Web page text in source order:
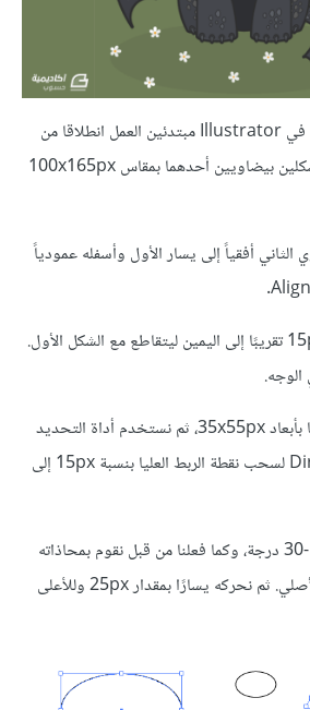
لنُنشئ أولًا مستندًا جديدًا في Illustrator مبتدئين العمل انطلاقا من
وجه التنين، وذلك برسم شكلين بيضاويين أحدهما بمقاس 100x165px
الثاني أفقياً إلى يسار الأول وأسفله عمودياً
ولنسحب الشكل الثاني 15px تقريبًا إلى اليمين ليتقاطع مع الشكل الأول.
نرسم شكلاً بيضوياً إضافيًا بأبعاد 35x55px، ثم نستخدم أداة التحديد
المباشر Direct Selection لسحب نقطة الربط العليا بنسبة 15px إلى
ندوّر الشكل الأخير بزاوية -30 درجة، وكما فعلنا من قبل نقوم بمحاذاته
إلى يسار وأسفل الشكل الأصلي. ثم نحركه يسارًا بمقدار 25px وللأعلى